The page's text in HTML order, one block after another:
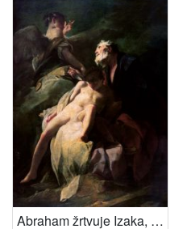
Abraham žrtvuje Izaka, 1715.